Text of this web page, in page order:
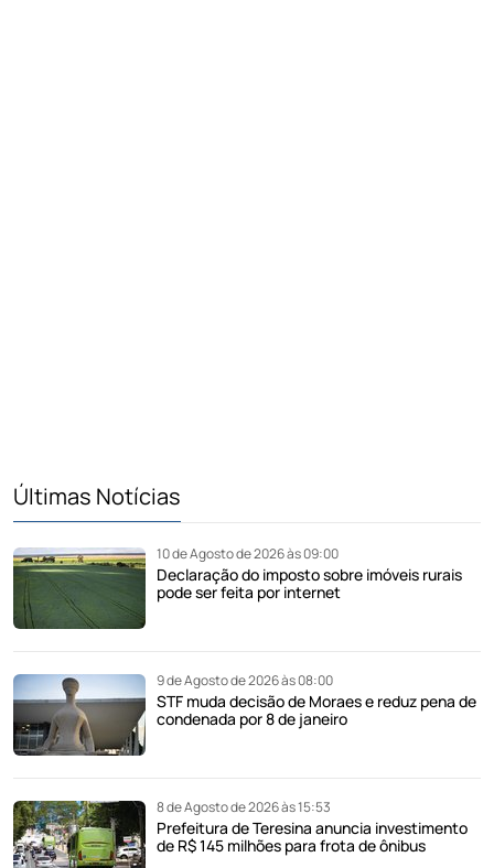
Últimas Notícias
10 de Agosto de 2026 às 09:00
Declaração do imposto sobre imóveis rurais
pode ser feita por internet
9 de Agosto de 2026 às 08:00
STF muda decisão de Moraes e reduz pena de
condenada por 8 de janeiro
8 de Agosto de 2026 às 15:53
Prefeitura de Teresina anuncia investimento
de R$ 145 milhões para frota de ônibus